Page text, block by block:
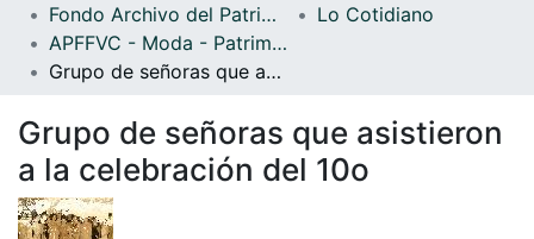
Statistics
Fondo Archivo del Patrimonio Fotográfico y Fílmico del Valle del Cauca
Lo Cotidiano
APFFVC - Moda - Patrimonial
Grupo de señoras que asistieron a la celebración del 10o
Grupo de señoras que asistieron
a la celebración del 10o